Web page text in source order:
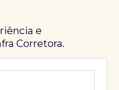
e
Corretora.